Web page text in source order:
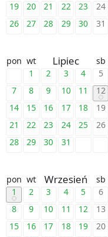
19
20 21 22 23 24
26
27 28 29 30 31
pon wt Lipiec sb
1
2 3 4 5
7
8 9 10 11 12
14
15 16 17 18 19
21
22 23 24 25 26
28
29 30 31
pon wt Wrzesień sb
1
2 3 4 5 6
8
9 10 11 12 13
15
16 17 18 19 20